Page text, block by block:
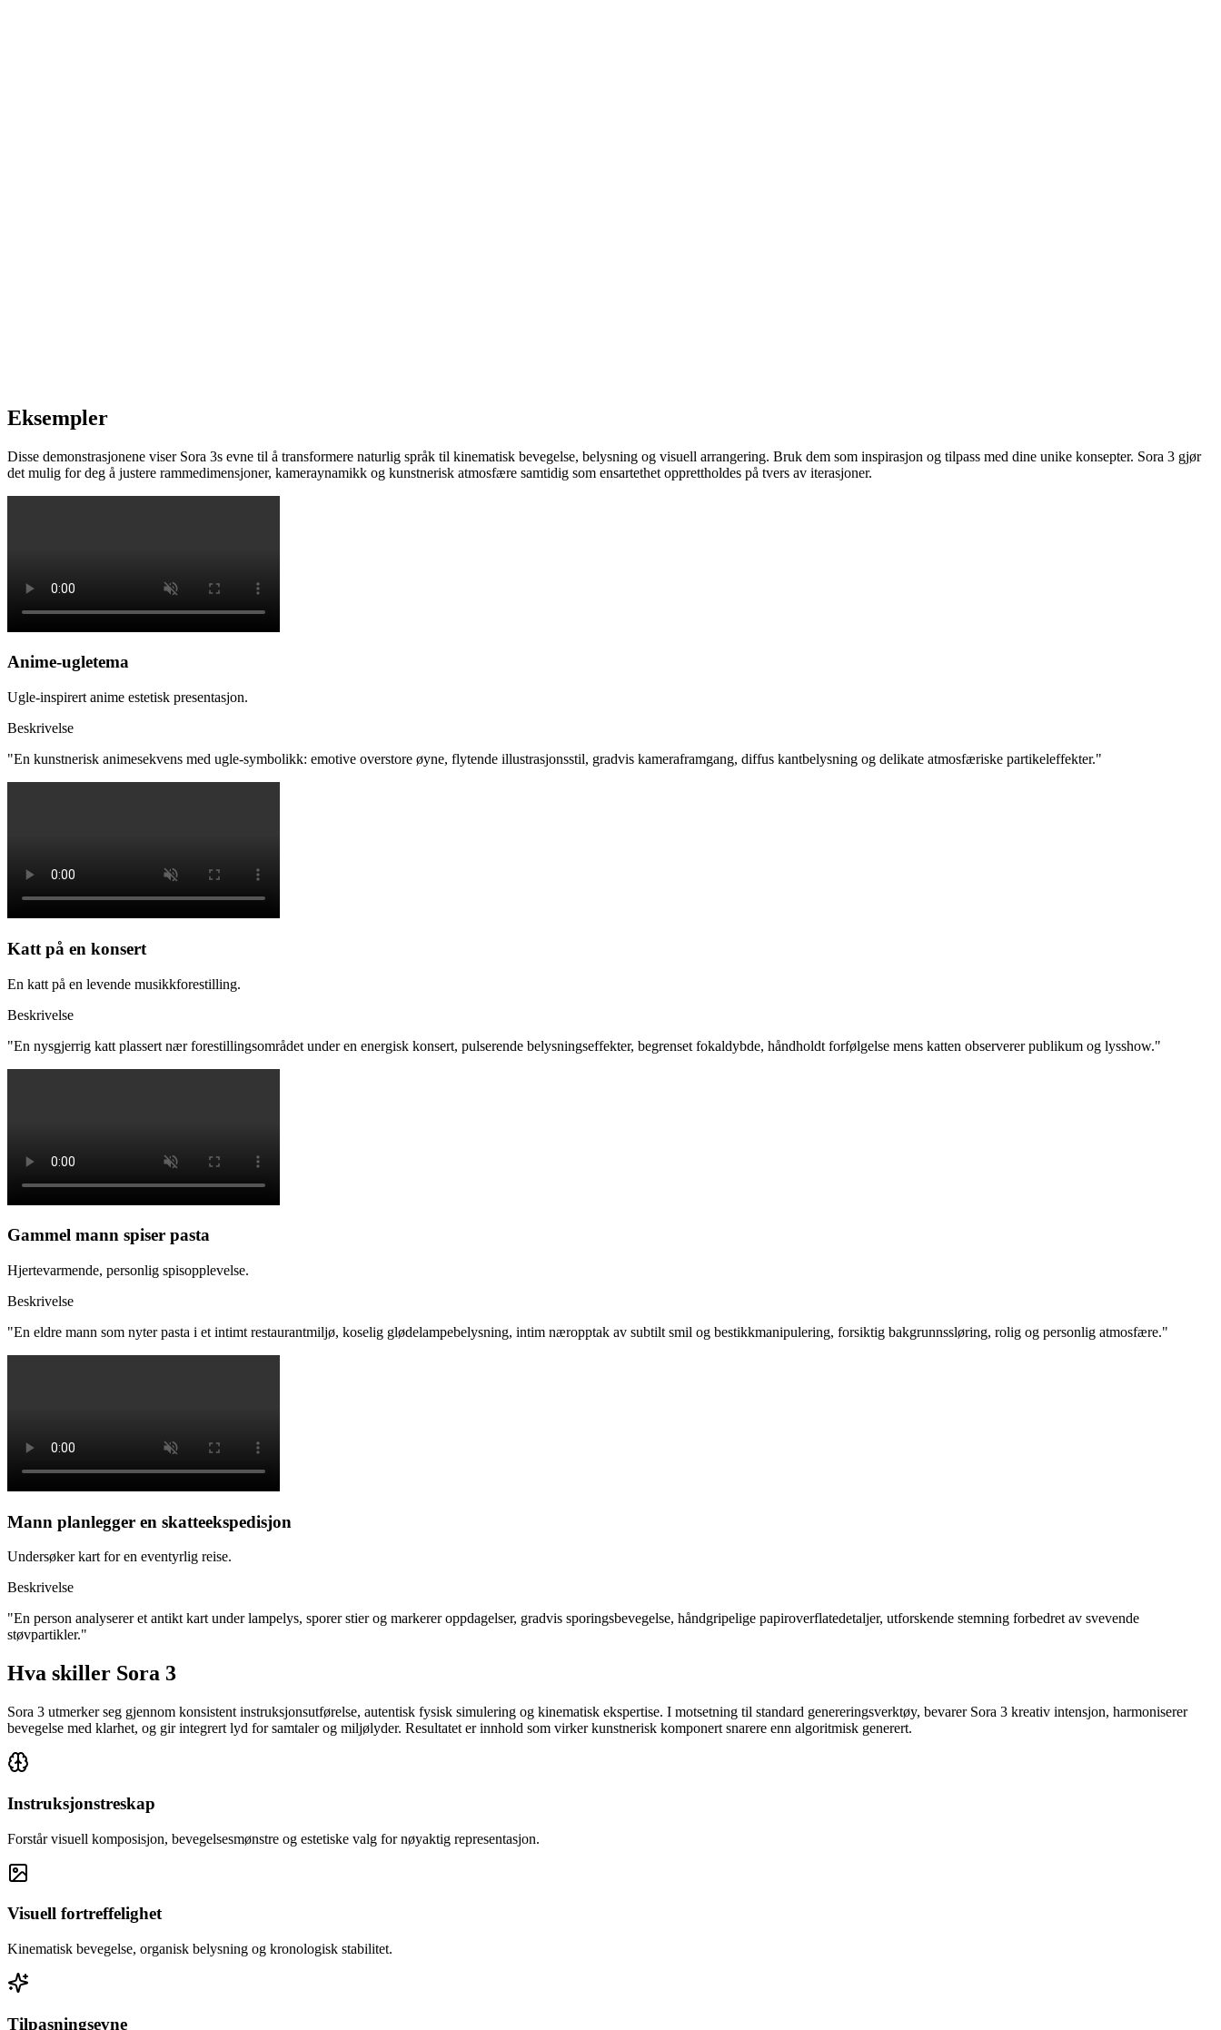
Eksempler
Disse demonstrasjonene viser Sora 3s evne til å transformere naturlig språk til kinematisk bevegelse, belysning og visuell arrangering. Bruk dem som inspirasjon og tilpass med dine unike konsepter. Sora 3 gjør
det mulig for deg å justere rammedimensjoner, kameraynamikk og kunstnerisk atmosfære samtidig som ensartethet opprettholdes på tvers av iterasjoner.
Anime-ugletema
Ugle-inspirert anime estetisk presentasjon.
Beskrivelse
"En kunstnerisk animesekvens med ugle-symbolikk: emotive overstore øyne, flytende illustrasjonsstil, gradvis kameraframgang, diffus kantbelysning og delikate atmosfæriske partikeleffekter."
Katt på en konsert
En katt på en levende musikkforestilling.
Beskrivelse
"En nysgjerrig katt plassert nær forestillingsområdet under en energisk konsert, pulserende belysningseffekter, begrenset fokaldybde, håndholdt forfølgelse mens katten observerer publikum og lysshow."
Gammel mann spiser pasta
Hjertevarmende, personlig spisopplevelse.
Beskrivelse
"En eldre mann som nyter pasta i et intimt restaurantmiljø, koselig glødelampebelysning, intim næropptak av subtilt smil og bestikkmanipulering, forsiktig bakgrunnssløring, rolig og personlig atmosfære."
Mann planlegger en skatteekspedisjon
Undersøker kart for en eventyrlig reise.
Beskrivelse
"En person analyserer et antikt kart under lampelys, sporer stier og markerer oppdagelser, gradvis sporingsbevegelse, håndgripelige papiroverflatedetaljer, utforskende stemning forbedret av svevende
støvpartikler."
Hva skiller Sora 3
Sora 3 utmerker seg gjennom konsistent instruksjonsutførelse, autentisk fysisk simulering og kinematisk ekspertise. I motsetning til standard genereringsverktøy, bevarer Sora 3 kreativ intensjon, harmoniserer
bevegelse med klarhet, og gir integrert lyd for samtaler og miljølyder. Resultatet er innhold som virker kunstnerisk komponert snarere enn algoritmisk generert.
Instruksjonstreskap
Forstår visuell komposisjon, bevegelsesmønstre og estetiske valg for nøyaktig representasjon.
Visuell fortreffelighet
Kinematisk bevegelse, organisk belysning og kronologisk stabilitet.
Tilpasningsevne